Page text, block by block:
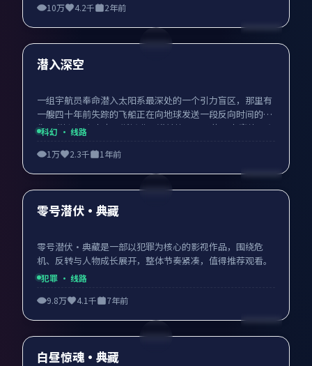
清完整版在线观看，无需付费，无广告打扰。
10万
4.2千 2年前
热门
潜入深空
一组宇航员奉命潜入太阳系最深处的一个引力盲区，那里有
一艘四十年前失踪的飞船正在向地球发送一段反向时间的影
像。 潜入深空由克里斯托弗·诺兰执导，马修·麦康纳、安
美国上映，科幻电影，免费高清完整版在线观看，无需付
科幻 · 线路
1万
2.3千 1年前
热门
零号潜伏·典藏
零号潜伏·典藏是一部以犯罪为核心的影视作品，围绕危
机、反转与人物成长展开，整体节奏紧凑，值得推荐观看。
犯罪 · 线路
9.8万
4.1千 7年前
热门
白昼惊魂·典藏